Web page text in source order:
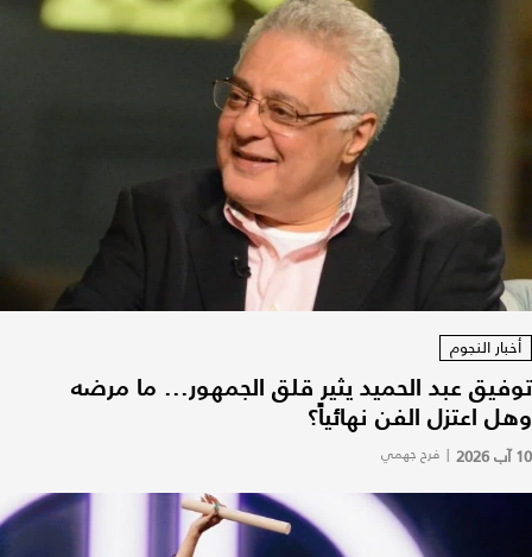
أخبار النجوم
توفيق عبد الحميد يثير قلق الجمهور... ما مرضه
وهل اعتزل الفن نهائياً؟
10 آب 2026 | فرح جهمي